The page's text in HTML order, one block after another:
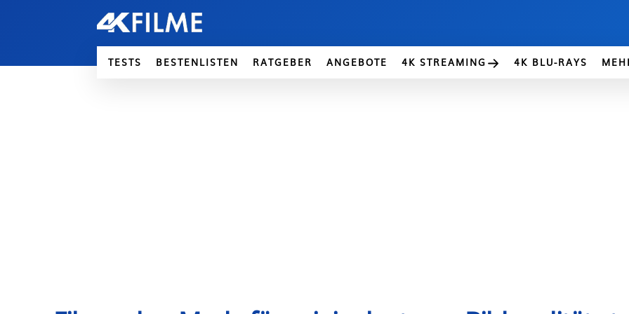
TESTS BESTENLISTEN RATGEBER ANGEBOTE 4K STREAMING 4K BLU-RAYS